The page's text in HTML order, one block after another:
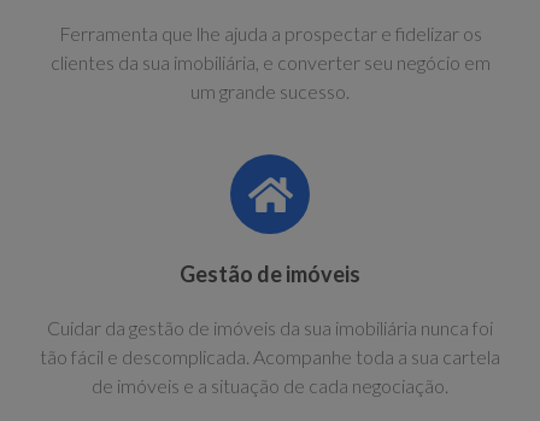
Ferramenta que lhe ajuda a prospectar e fidelizar os
clientes da sua imobiliária, e converter seu negócio em
um grande sucesso.
Gestão de imóveis
Cuidar da gestão de imóveis da sua imobiliária nunca foi
tão fácil e descomplicada. Acompanhe toda a sua cartela
de imóveis e a situação de cada negociação.